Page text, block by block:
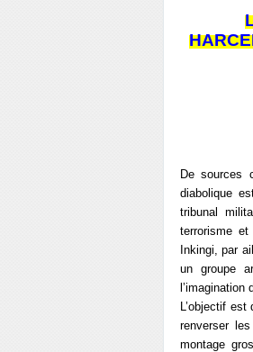
De sources
diabolique
tribunal
terrorisme
Inkingi, par
un groupe
l’imagination
L’objectif
renverser
montage